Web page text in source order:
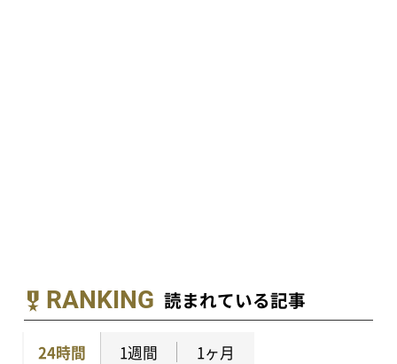
RANKING 読まれている記事
24時間 1週間 1ヶ月